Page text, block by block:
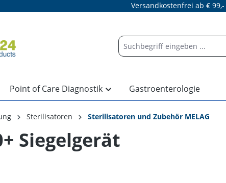
Versandkostenfrei ab € 99,-
Point of Care Diagnostik Gastroenterologie
Sterilisatoren Sterilisatoren und Zubehör MELAG
Siegelgerät